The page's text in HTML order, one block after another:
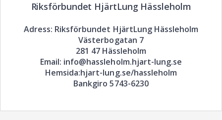
Riksförbundet HjärtLung Hässleholm
Adress: Riksförbundet HjärtLung Hässleholm
Västerbogatan 7
281 47 Hässleholm
Email: info@hassleholm.hjart-lung.se
Hemsida:hjart-lung.se/hassleholm
Bankgiro 5743-6230